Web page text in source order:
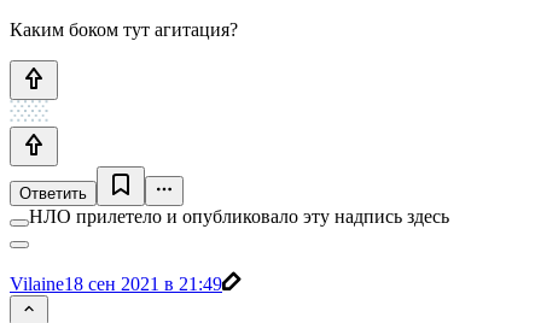
Каким боком тут агитация?
Ответить
НЛО прилетело и опубликовало эту надпись здесь
Vilaine18 сен 2021 в 21:49